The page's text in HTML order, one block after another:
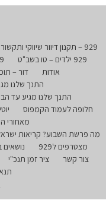
929 – תקנון דיוור שיווקי ותקשורת דיגיטלית
929 ילדים – טו בשב"ט
אודות
דור –
התנך שלנו
התנך שלנו מגיע עד
חלופה לעמוד הקמפוס
מאחורי
מה פרשת השבוע? קריאות
מצטרפים ל929
נושאים
צור קשר
ציר זמן תנכ"י